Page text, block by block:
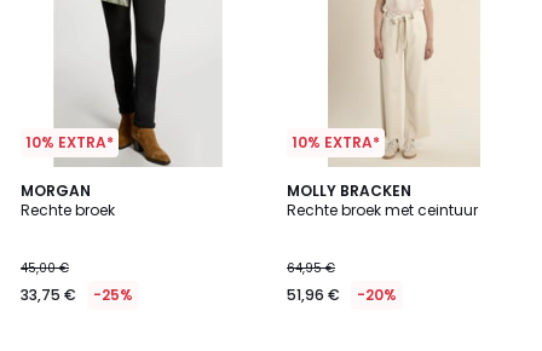
10% EXTRA*
MORGAN
Rechte broek
45,00 €
33,75 € -25%
4,4
/ 5
10% EXTRA*
MOLLY BRACKEN
Rechte broek met ceintuur
64,95 €
51,96 € -20%